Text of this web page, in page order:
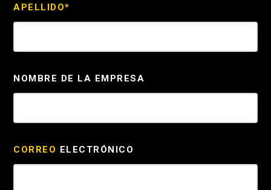
APELLIDO*
NOMBRE DE LA EMPRESA
CORREO ELECTRÓNICO